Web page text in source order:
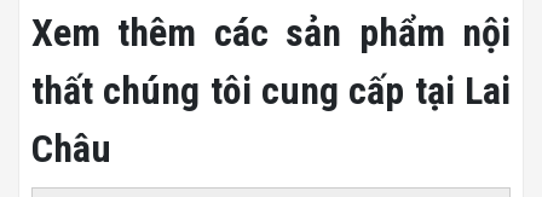
Xem thêm các sản phẩm nội
thất chúng tôi cung cấp tại Lai
Châu